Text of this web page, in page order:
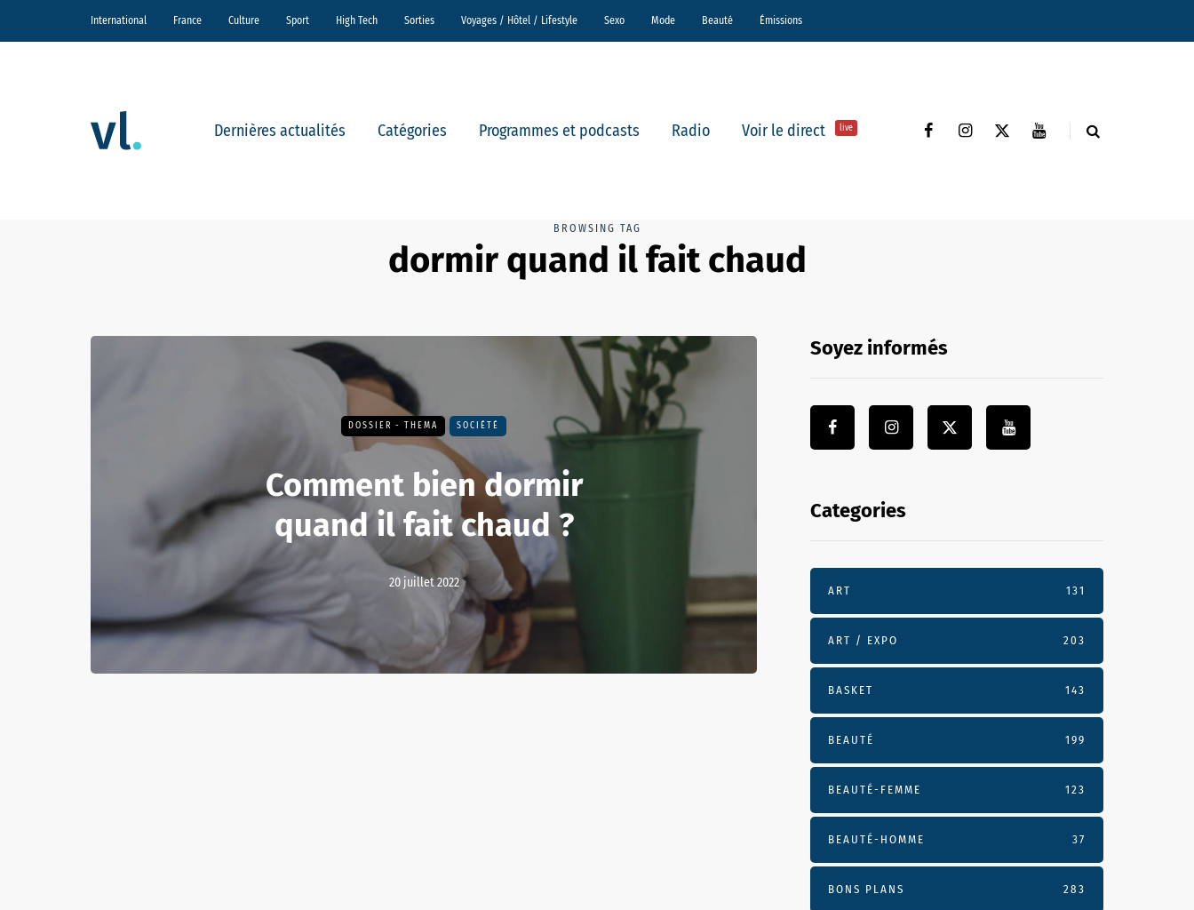
International France Culture Sport High Tech Sorties Voyages / Hôtel / Lifestyle Sexo Mode Beauté Émissions
Dernières actualités Catégories Programmes et podcasts Radio Voir le direct live
BROWSING TAG
dormir quand il fait chaud
DOSSIER - THEMA SOCIÉTÉ
Comment bien dormir
quand il fait chaud ?
20 juillet 2022
Soyez informés
Categories
ART 131
ART / EXPO 203
BASKET 143
BEAUTÉ 199
BEAUTÉ-FEMME 123
BEAUTÉ-HOMME 37
BONS PLANS 283